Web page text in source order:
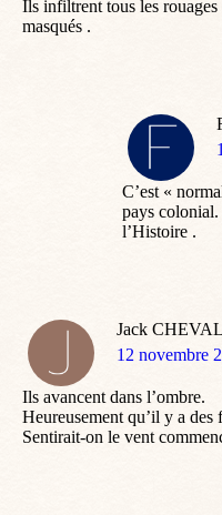
Ils infiltrent tous les
masqués .
C’est «
pays
l’Histoire .
Jack
dit
12 novembre
Ils avancent dans l’ombre.
Heureusement qu’il y a des
Sentirait-on le vent